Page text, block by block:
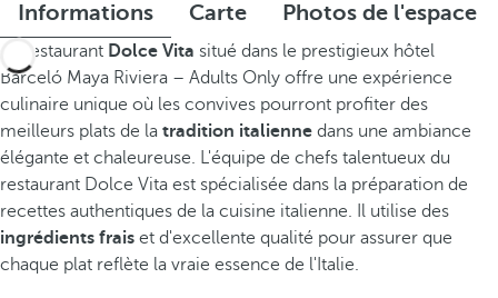
Informations Carte Photos de l'espace
Le restaurant Dolce Vita situé dans le prestigieux hôtel
Barceló Maya Riviera – Adults Only offre une expérience
culinaire unique où les convives pourront profiter des
meilleurs plats de la tradition italienne dans une ambiance
élégante et chaleureuse. L'équipe de chefs talentueux du
restaurant Dolce Vita est spécialisée dans la préparation de
recettes authentiques de la cuisine italienne. Il utilise des
ingrédients frais et d'excellente qualité pour assurer que
chaque plat reflète la vraie essence de l'Italie.